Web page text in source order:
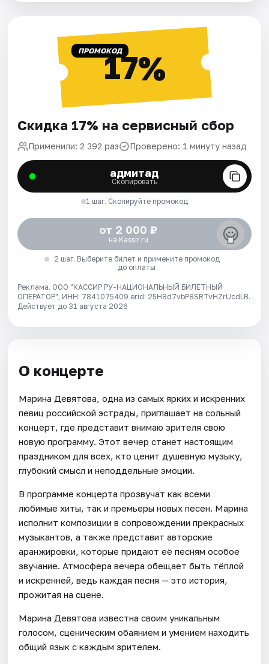
ПРОМОКОД17%
Скидка 17% на сервисный сбор
Применили: 2 392 раз Проверено: 1 минуту назад
адмитад
Скопировать
1 шаг. Скопируйте промокод
от 2 000 ₽
на Kassir.ru
2 шаг. Выберите билет и примените промокод
до оплаты
Реклама. ООО "КАССИР.РУ-НАЦИОНАЛЬНЫЙ БИЛЕТНЫЙ
ОПЕРАТОР", ИНН: 7841075409 erid: 25H8d7vbP8SRTvHZrUcdLB.
Действует до 31 августа 2026
О концерте
Марина Девятова, одна из самых ярких и искренних
певиц российской эстрады, приглашает на сольный
концерт, где представит внимаю зрителя свою
новую программу. Этот вечер станет настоящим
праздником для всех, кто ценит душевную музыку,
глубокий смысл и неподдельные эмоции.
В программе концерта прозвучат как всеми
любимые хиты, так и премьеры новых песен. Марина
исполнит композиции в сопровождении прекрасных
музыкантов, а также представит авторские
аранжировки, которые придают её песням особое
звучание. Атмосфера вечера обещает быть тёплой
и искренней, ведь каждая песня — это история,
прожитая на сцене.
Марина Девятова известна своим уникальным
голосом, сценическим обаянием и умением находить
общий язык с каждым зрителем.